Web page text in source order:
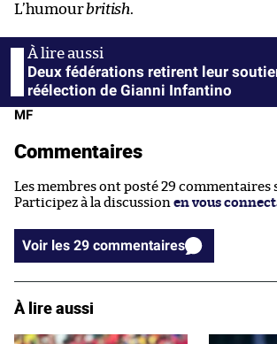
L’humourbritish.
Deux fédérations retirent leur
réélection de Gianni Infantino
MF
Commentaires
Les membres ont posté 29 commentaires
Participez à la discussion en vous
Voir les 29 commentaires
À lire aussi